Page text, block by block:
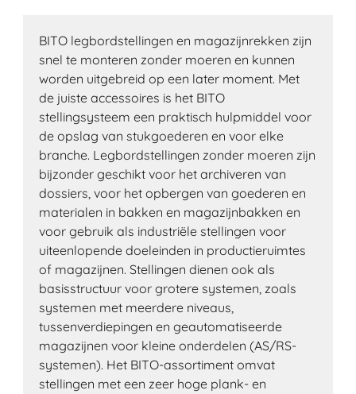
BITO legbordstellingen en magazijnrekken zijn
snel te monteren zonder moeren en kunnen
worden uitgebreid op een later moment. Met
de juiste accessoires is het BITO
stellingsysteem een ​​praktisch hulpmiddel voor
de opslag van stukgoederen en voor elke
branche. Legbordstellingen zonder moeren zijn
bijzonder geschikt voor het archiveren van
dossiers, voor het opbergen van goederen en
materialen in bakken en magazijnbakken en
voor gebruik als industriële stellingen voor
uiteenlopende doeleinden in productieruimtes
of magazijnen. Stellingen dienen ook als
basisstructuur voor grotere systemen, zoals
systemen met meerdere niveaus,
tussenverdiepingen en geautomatiseerde
magazijnen voor kleine onderdelen (AS/RS-
systemen). Het BITO-assortiment omvat
stellingen met een zeer hoge plank- en